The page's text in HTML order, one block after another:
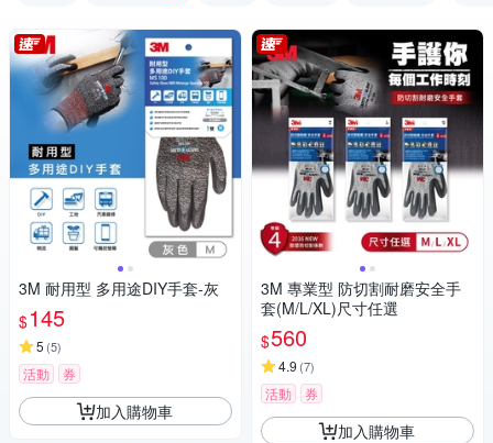
3M 耐用型 多用途DIY手套-灰
$145
5 (5)
活動 券
加入購物車
3M 專業型 防切割耐磨安全手
套(M/L/XL)尺寸任選
$560
4.9 (7)
活動 券
加入購物車